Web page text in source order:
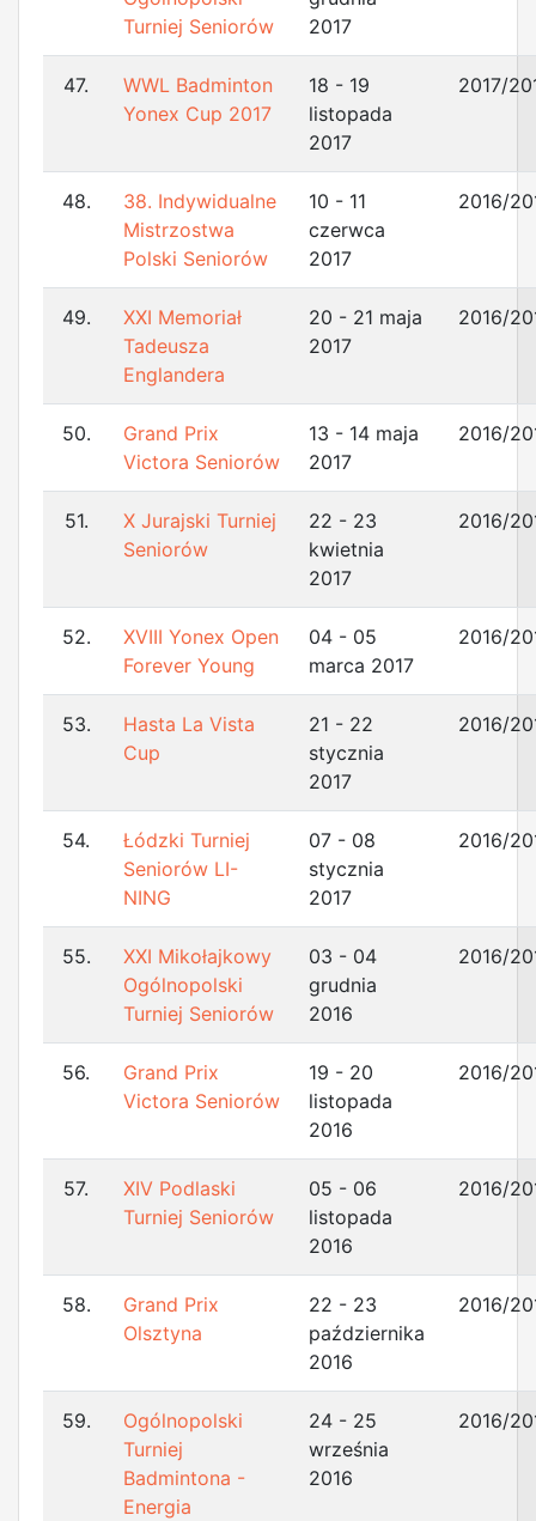
Turniej Seniorów
2017
47.
WWL Badminton
Yonex Cup 2017
18 - 19
listopada
2017
2017/
48.
38. Indywidualne
Mistrzostwa
Polski Seniorów
10 - 11
czerwca
2017
2016/
49.
XXI Memoriał
Tadeusza
Englandera
20 - 21 maja
2017
2016/
50.
Grand Prix
Victora Seniorów
13 - 14 maja
2017
2016/
51.
X Jurajski Turniej
Seniorów
22 - 23
kwietnia
2017
2016/
52.
XVIII Yonex Open
Forever Young
04 - 05
marca 2017
2016/
53.
Hasta La Vista
Cup
21 - 22
stycznia
2017
2016/
54.
Łódzki Turniej
Seniorów LI-
NING
07 - 08
stycznia
2017
2016/
55.
XXI Mikołajkowy
Ogólnopolski
Turniej Seniorów
03 - 04
grudnia
2016
2016/
56.
Grand Prix
Victora Seniorów
19 - 20
listopada
2016
2016/
57.
XIV Podlaski
Turniej Seniorów
05 - 06
listopada
2016
2016/
58.
Grand Prix
Olsztyna
22 - 23
października
2016
2016/
59.
Ogólnopolski
Turniej
Badmintona -
Energia
24 - 25
września
2016
2016/